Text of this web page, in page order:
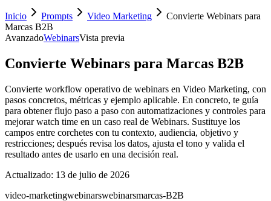
Inicio Prompts Video Marketing
Convierte Webinars para
Marcas B2B
AvanzadoWebinarsVista previa
Convierte Webinars para Marcas B2B
Convierte workflow operativo de webinars en Video Marketing, con
pasos concretos, métricas y ejemplo aplicable. En concreto, te guía
para obtener flujo paso a paso con automatizaciones y controles para
mejorar watch time en un caso real de Webinars. Sustituye los
campos entre corchetes con tu contexto, audiencia, objetivo y
restricciones; después revisa los datos, ajusta el tono y valida el
resultado antes de usarlo en una decisión real.
Actualizado: 13 de julio de 2026
video-marketingwebinarswebinarsmarcas-B2B